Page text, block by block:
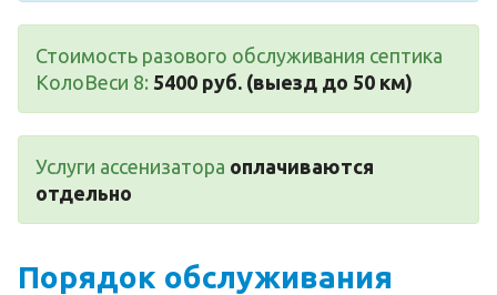
Стоимость разового обслуживания септика
КолоВеси 8: 5400 руб. (выезд до 50 км)
Услуги ассенизатора оплачиваются
отдельно
Порядок обслуживания